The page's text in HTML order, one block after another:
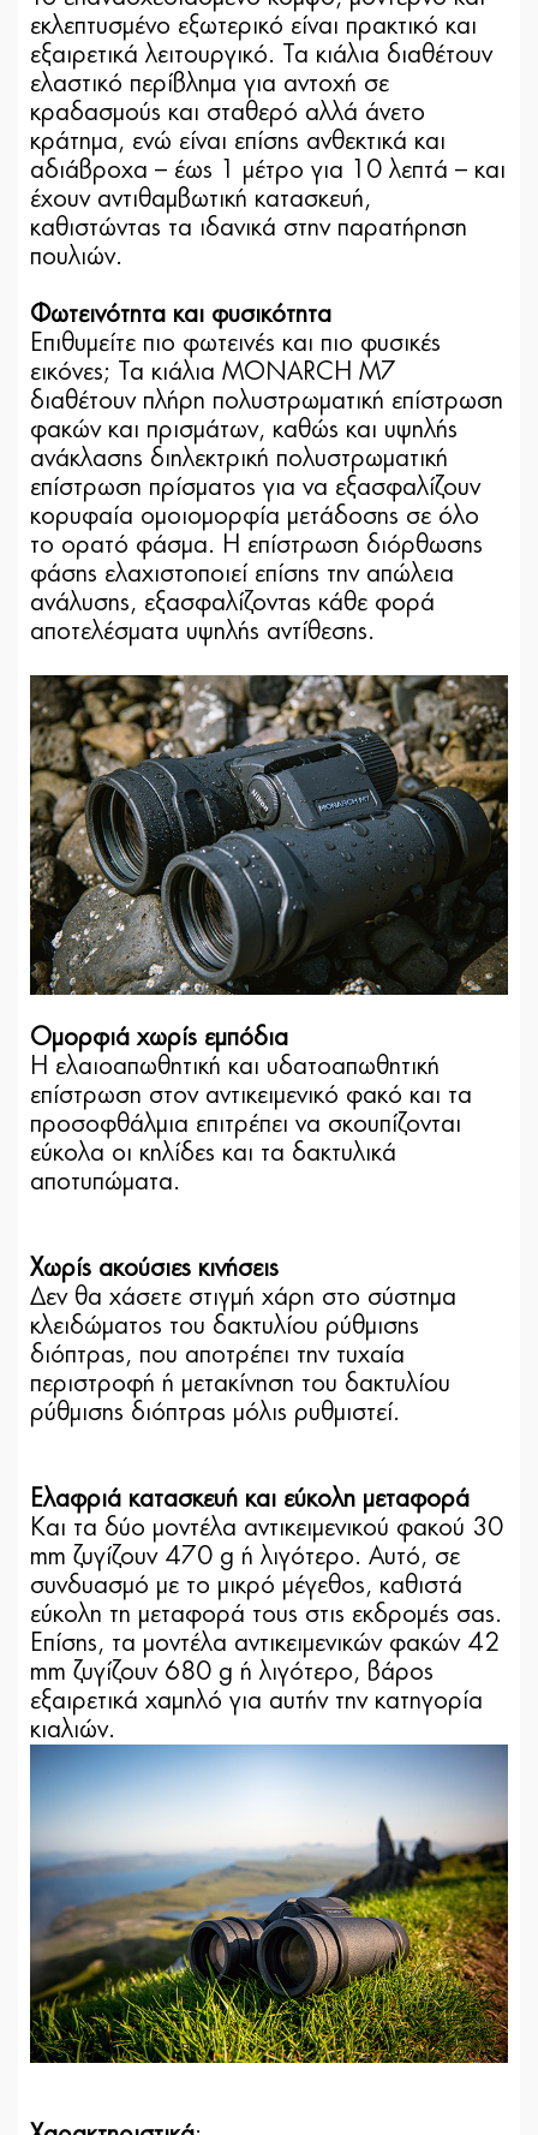
εκλεπτυσμένο εξωτερικό είναι πρακτικό και
εξαιρετικά λειτουργικό. Τα κιάλια διαθέτουν
ελαστικό περίβλημα για αντοχή σε
κραδασμούς και σταθερό αλλά άνετο
κράτημα, ενώ είναι επίσης ανθεκτικά και
αδιάβροχα – έως 1 μέτρο για 10 λεπτά – και
έχουν αντιθαμβωτική κατασκευή,
καθιστώντας τα ιδανικά στην παρατήρηση
πουλιών.
Φωτεινότητα και φυσικότητα
Επιθυμείτε πιο φωτεινές και πιο φυσικές
εικόνες; Τα κιάλια MONARCH M7
διαθέτουν πλήρη πολυστρωματική επίστρωση
φακών και πρισμάτων, καθώς και υψηλής
ανάκλασης διηλεκτρική πολυστρωματική
επίστρωση πρίσματος για να εξασφαλίζουν
κορυφαία ομοιομορφία μετάδοσης σε όλο
το ορατό φάσμα. Η επίστρωση διόρθωσης
φάσης ελαχιστοποιεί επίσης την απώλεια
ανάλυσης, εξασφαλίζοντας κάθε φορά
αποτελέσματα υψηλής αντίθεσης.
Ομορφιά χωρίς εμπόδια
Η ελαιοαπωθητική και υδατοαπωθητική
επίστρωση στον αντικειμενικό φακό και τα
προσοφθάλμια επιτρέπει να σκουπίζονται
εύκολα οι κηλίδες και τα δακτυλικά
αποτυπώματα.
Χωρίς ακούσιες κινήσεις
Δεν θα χάσετε στιγμή χάρη στο σύστημα
κλειδώματος του δακτυλίου ρύθμισης
διόπτρας, που αποτρέπει την τυχαία
περιστροφή ή μετακίνηση του δακτυλίου
ρύθμισης διόπτρας μόλις ρυθμιστεί.
Ελαφριά κατασκευή και εύκολη μεταφορά
Και τα δύο μοντέλα αντικειμενικού φακού 30
mm ζυγίζουν 470 g ή λιγότερο. Αυτό, σε
συνδυασμό με το μικρό μέγεθος, καθιστά
εύκολη τη μεταφορά τους στις εκδρομές σας.
Επίσης, τα μοντέλα αντικειμενικών φακών 42
mm ζυγίζουν 680 g ή λιγότερο, βάρος
εξαιρετικά χαμηλό για αυτήν την κατηγορία
κιαλιών.